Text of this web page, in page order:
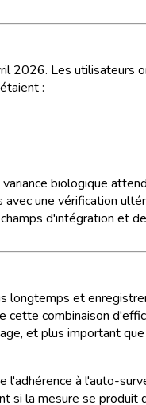
2026. Les utilisateurs
:
biologique
une vérification
d'intégration et
longtemps et
cette combinaison
et plus important
l'adhérence à l'auto-
la mesure se produit